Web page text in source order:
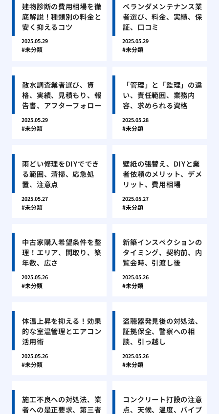
建物診断の費用相場を徹
底解説！種類別の料金と
安く抑えるコツ
2025.05.29
未分類
ベランダメンテナンス業
者選び、料金、実績、保
証、口コミ
2025.05.29
未分類
散水調査業者選び、資
格、実績、見積もり、報
告書、アフターフォロー
2025.05.29
未分類
「管理」と「監理」の違
い、責任範囲、業務内
容、求められる資格
2025.05.28
未分類
雨どい修理をDIYででき
る範囲、清掃、応急処
置、注意点
2025.05.27
未分類
壁紙の張替え、DIYと業
者依頼のメリット、デメ
リット、費用相場
2025.05.27
未分類
中古家購入希望条件を整
理！エリア、間取り、築
年数、広さ
2025.05.26
未分類
新築インスペクションの
タイミング、契約前、内
覧会時、引渡し後
2025.05.26
未分類
体温上昇を抑える！効果
的な室温管理とエアコン
活用術
2025.05.26
未分類
盗聴器発見後の対処法、
証拠保全、警察への相
談、引っ越し
2025.05.26
未分類
施工不良への対処法、業
者への是正要求、第三者
コンクリート打設の注意
点、天候、温度、バイブ